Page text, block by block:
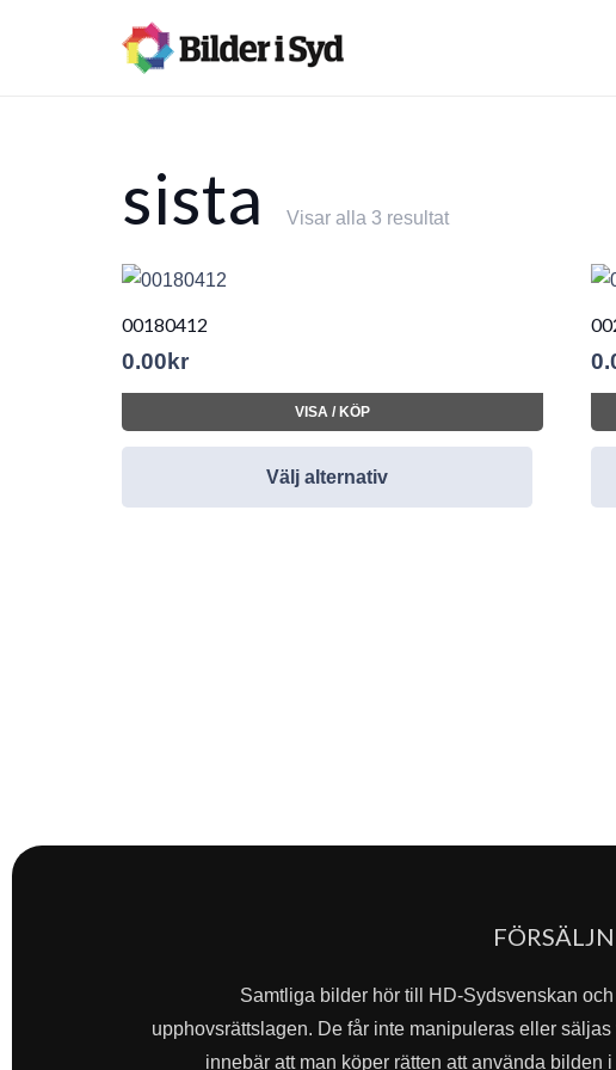
sista Visar alla 3 resultat
00180412
0.00 kr
VISA / KÖP
Välj alternativ
Samtliga bilder hör till HD-Sydsvenskan
upphovsrättslagen. De får inte manipuleras eller
innebär att man köper rätten att använda bilden